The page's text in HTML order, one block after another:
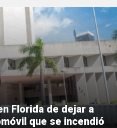
Florida de dejar a
que se incendió